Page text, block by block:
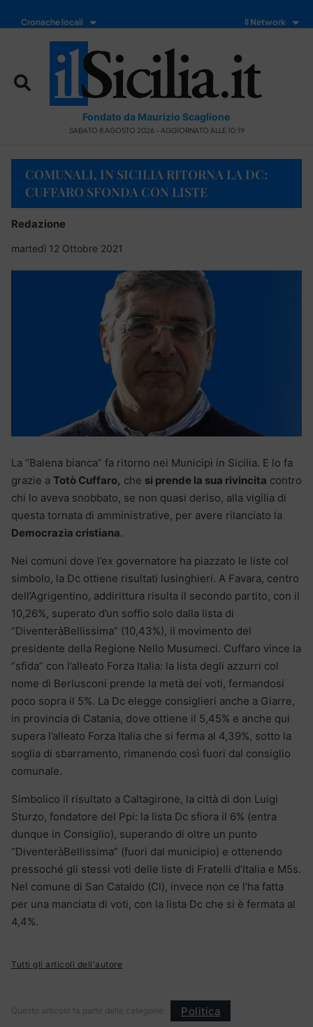
Cronache locali Il Network
Fondato da Maurizio Scaglione
SABATO 8 AGOSTO 2026 - AGGIORNATO ALLE 10:19
COMUNALI, IN SICILIA RITORNA LA DC:
CUFFARO SFONDA CON LISTE
Redazione
martedì 12 Ottobre 2021
La “Balena bianca” fa ritorno nei Municipi in Sicilia. E lo fa
grazie a Totò Cuffaro, che si prende la sua rivincita contro
chi lo aveva snobbato, se non quasi deriso, alla vigilia di
questa tornata di amministrative, per avere rilanciato la
Democrazia cristiana.
Nei comuni dove l’ex governatore ha piazzato le liste col
simbolo, la Dc ottiene risultati lusinghieri. A Favara, centro
dell’Agrigentino, addirittura risulta il secondo partito, con il
10,26%, superato d’un soffio solo dalla lista di
“DiventeràBellissima” (10,43%), il movimento del
presidente della Regione Nello Musumeci. Cuffaro vince la
“sfida” con l’alleato Forza Italia: la lista degli azzurri col
nome di Berlusconi prende la metà dei voti, fermandosi
poco sopra il 5%. La Dc elegge consiglieri anche a Giarre,
in provincia di Catania, dove ottiene il 5,45% e anche qui
supera l’alleato Forza Italia che si ferma al 4,39%, sotto la
soglia di sbarramento, rimanendo così fuori dal consiglio
comunale.
Simbolico il risultato a Caltagirone, la città di don Luigi
Sturzo, fondatore del Ppi: la lista Dc sfiora il 6% (entra
dunque in Consiglio), superando di oltre un punto
“DiventeràBellissima” (fuori dal municipio) e ottenendo
pressoché gli stessi voti delle liste di Fratelli d’Italia e M5s.
Nel comune di San Cataldo (Cl), invece non ce l’ha fatta
per una manciata di voti, con la lista Dc che si è fermata al
4,4%.
Tutti gli articoli dell'autore
Questo articolo fa parte delle categorie: Politica